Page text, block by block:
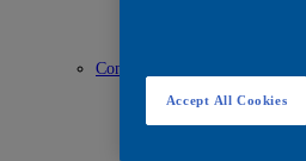
Construcción
Construcción
Escenarios deportivos
Accept All Cookies